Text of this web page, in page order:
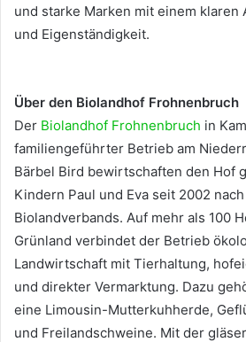
und starke Marken mit einem klaren
und Eigenständigkeit.
Über den Biolandhof Frohnenbruch
Der Biolandhof Frohnenbruch in
familiengeführter Betrieb am
Bärbel Bird bewirtschaften den Hof
Kindern Paul und Eva seit 2002
Biolandverbands. Auf mehr als 100
Grünland verbindet der Betrieb
Landwirtschaft mit Tierhaltung,
und direkter Vermarktung. Dazu
eine Limousin-Mutterkuhherde,
und Freilandschweine. Mit der